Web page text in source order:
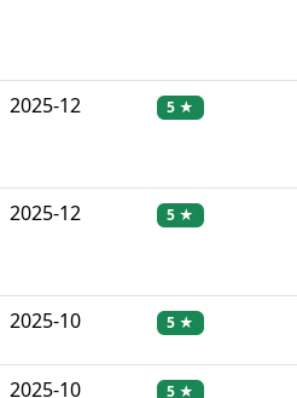
2025-12
5 ★
2025-12
5 ★
2025-10
5 ★
2025-10 5 ★